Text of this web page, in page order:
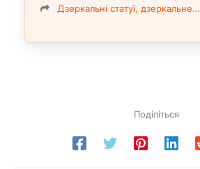
Дзеркальні статуї, дзеркальне…
Поділіться